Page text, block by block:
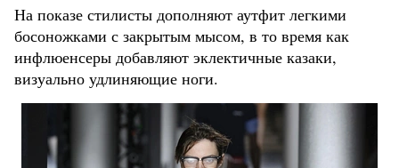
На показе стилисты дополняют аутфит легкими
босоножками с закрытым мысом, в то время как
инфлюенсеры добавляют эклектичные казаки,
визуально удлиняющие ноги.